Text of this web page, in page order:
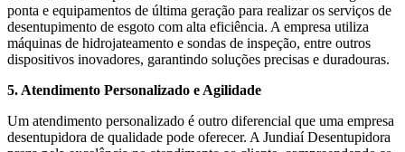
ponta e equipamentos de última geração para realizar os serviços de
desentupimento de esgoto com alta eficiência. A empresa utiliza
máquinas de hidrojateamento e sondas de inspeção, entre outros
dispositivos inovadores, garantindo soluções precisas e duradouras.
5. Atendimento Personalizado e Agilidade
Um atendimento personalizado é outro diferencial que uma empresa
desentupidora de qualidade pode oferecer. A Jundiaí Desentupidora